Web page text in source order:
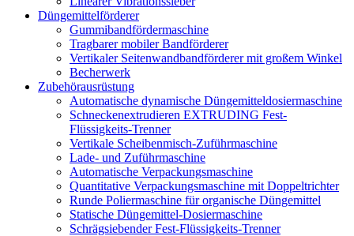
Düngemittelförderer
Gummibandfördermaschine
Tragbarer mobiler Bandförderer
Vertikaler Seitenwandbandförderer mit großem Winkel
Becherwerk
Zubehörausrüstung
Automatische dynamische Düngemitteldosiermaschine
Schneckenextrudieren EXTRUDING Fest-
Flüssigkeits-Trenner
Vertikale Scheibenmisch-Zuführmaschine
Lade- und Zuführmaschine
Automatische Verpackungsmaschine
Quantitative Verpackungsmaschine mit Doppeltrichter
Runde Poliermaschine für organische Düngemittel
Statische Düngemittel-Dosiermaschine
Schrägsiebender Fest-Flüssigkeits-Trenner